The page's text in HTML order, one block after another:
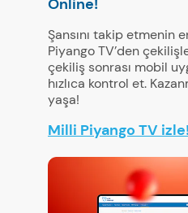
Şansını takip etmenin
Piyango TV’den
çekiliş sonrası mobil
hızlıca kontrol et.
yaşa!
Milli Piyango TV izle!